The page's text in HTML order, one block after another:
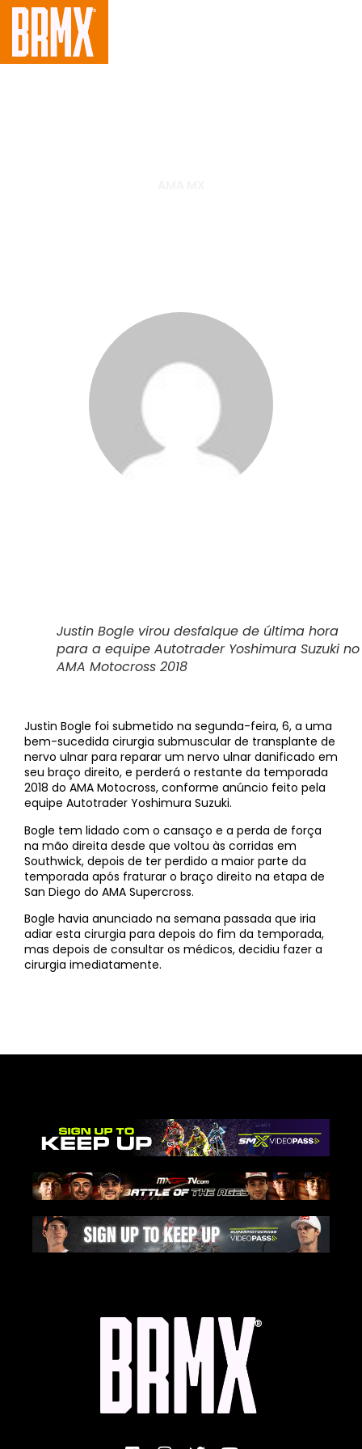
Justin Bogle virou desfalque de última hora
para a equipe Autotrader Yoshimura Suzuki no
AMA Motocross 2018
Justin Bogle foi submetido na segunda-feira, 6, a uma
bem-sucedida cirurgia submuscular de transplante de
nervo ulnar para reparar um nervo ulnar danificado em
seu braço direito, e perderá o restante da temporada
2018 do AMA Motocross, conforme anúncio feito pela
equipe Autotrader Yoshimura Suzuki.
Bogle tem lidado com o cansaço e a perda de força
na mão direita desde que voltou às corridas em
Southwick, depois de ter perdido a maior parte da
temporada após fraturar o braço direito na etapa de
San Diego do AMA Supercross.
Bogle havia anunciado na semana passada que iria
adiar esta cirurgia para depois do fim da temporada,
mas depois de consultar os médicos, decidiu fazer a
cirurgia imediatamente.